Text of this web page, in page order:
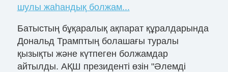
шулы жаһандық болжам...
Батыстың бұқаралық ақпарат құралдарында
Дональд Трамптың болашағы туралы
қызықты және күтпеген болжамдар
айтылды. АҚШ президенті өзін "Әлемді